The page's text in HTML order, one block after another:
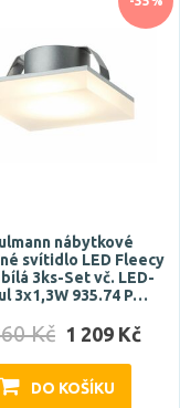
nábytkové
svítidlo LED Fleecy
3ks-Set vč. LED-
3x1,3W 935.74 P…
Kč 1 209 Kč
DO KOŠÍKU